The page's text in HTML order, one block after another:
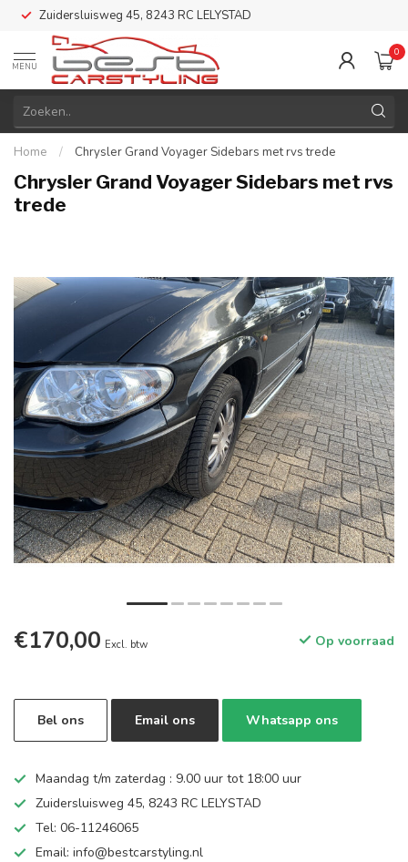
Zuidersluisweg 45, 8243 RC LELYSTAD
MENU
0
Home / Chrysler Grand Voyager Sidebars met rvs trede
Chrysler Grand Voyager Sidebars met rvs
trede
€170,00 Excl. btw Op voorraad
Bel ons Email ons Whatsapp ons
Maandag t/m zaterdag : 9.00 uur tot 18:00 uur
Zuidersluisweg 45, 8243 RC LELYSTAD
Tel: 06-11246065
Email: info@bestcarstyling.nl